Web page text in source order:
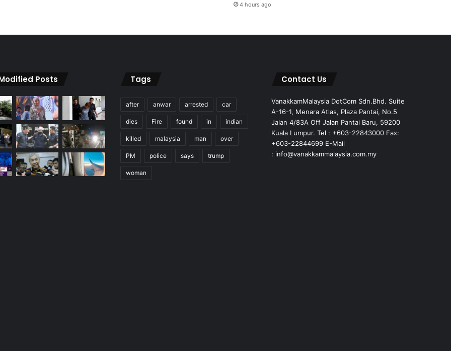
4 hours ago
Posts Tags
after anwar arrested car
dies Fire found in indian
killed malaysia man over
PM police says trump
woman
Contact Us
VanakkamMalaysia DotCom Sdn.Bhd. Suite
A-16-1, Menara Atlas, Plaza Pantai, No.5
Jalan 4/83A Off Jalan Pantai Baru, 59200
Kuala Lumpur. Tel : +603-22843000 Fax:
+603-22844699 E-Mail
: info@vanakkammalaysia.com.my